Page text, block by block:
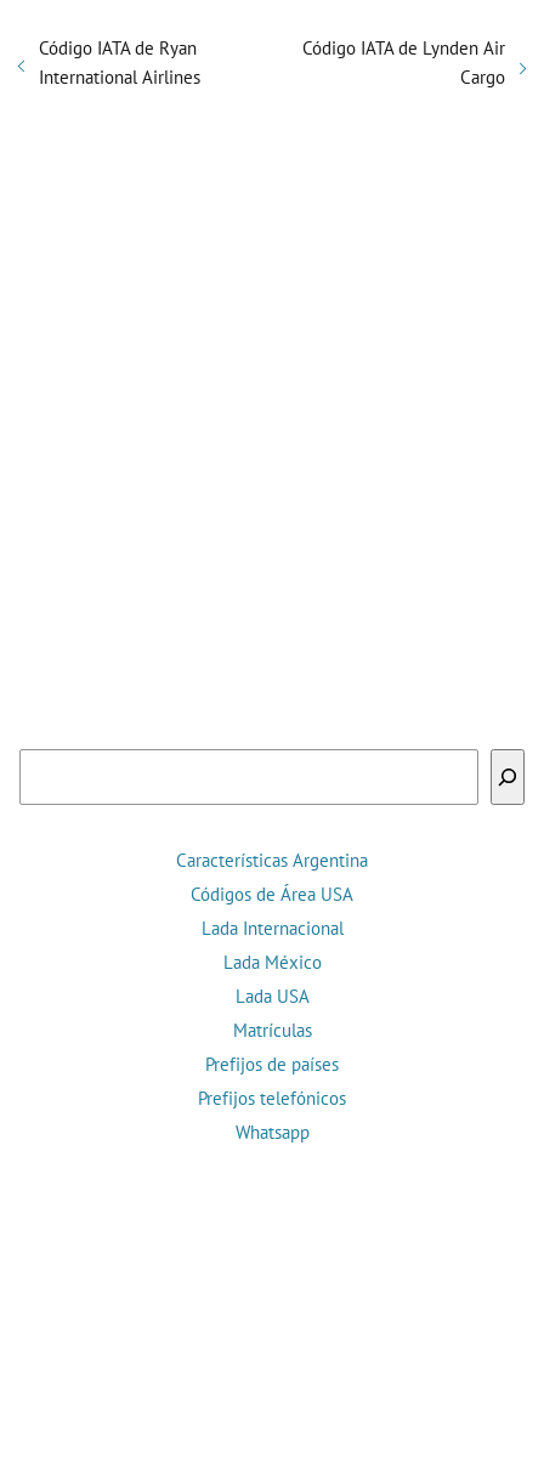
Código IATA de Ryan
International Airlines
Código IATA de Lynden Air
Cargo
Características Argentina
Códigos de Área USA
Lada Internacional
Lada México
Lada USA
Matrículas
Prefijos de países
Prefijos telefónicos
Whatsapp